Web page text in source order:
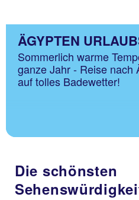
ÄGYPTEN
Sommerlich warme
ganze Jahr - Reise nach
auf tolles Badewetter!
Die schönsten